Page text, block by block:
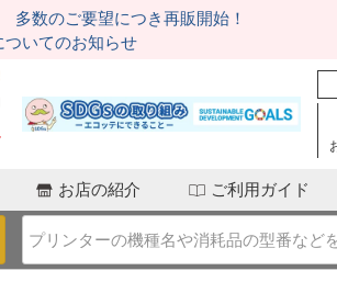
数のご要望につき再販開始！
ついてのお知らせ
お店の紹介 ご利用ガイド